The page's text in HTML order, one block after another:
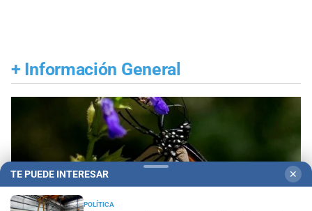
+ Información General
TE PUEDE INTERESAR ✕
POLÍTICA